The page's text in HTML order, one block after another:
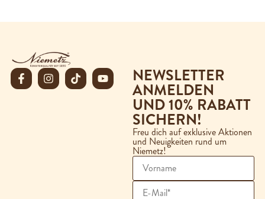
NEWSLETTER
ANMELDEN
UND 10% RABATT
SICHERN!
Freu dich auf exklusive Aktionen
und Neuigkeiten rund um
Niemetz!